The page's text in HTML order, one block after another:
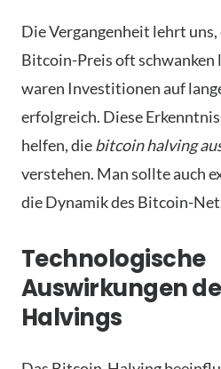
Die Vergangenheit lehrt uns,
Bitcoin-Preis oft schwanken
waren Investitionen auf
erfolgreich. Diese
helfen, diebitcoin halving
verstehen. Man sollte auch
die Dynamik des Bitcoin-
Technologische
Auswirkungen
Halvings